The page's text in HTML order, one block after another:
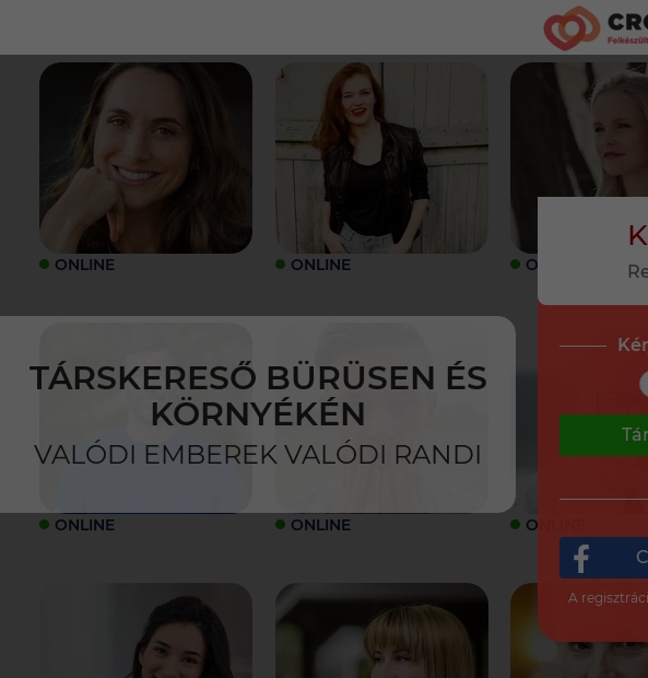
TÁRSKERESŐ BÜRÜSEN ÉS
KÖRNYÉKÉN
VALÓDI EMBEREK VALÓDI RANDI
ONLINE ONLINE ONLINE
ONLINE ONLINE ONLINE
A